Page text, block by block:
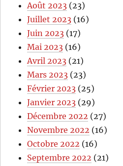
Août 2023 (23)
Juillet 2023 (16)
Juin 2023 (17)
Mai 2023 (16)
Avril 2023 (21)
Mars 2023 (23)
Février 2023 (25)
Janvier 2023 (29)
Décembre 2022 (27)
Novembre 2022 (16)
Octobre 2022 (16)
Septembre 2022 (21)